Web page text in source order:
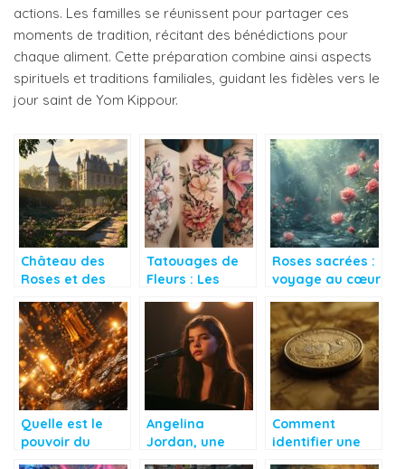
actions. Les familles se réunissent pour partager ces
moments de tradition, récitant des bénédictions pour
chaque aliment. Cette préparation combine ainsi aspects
spirituels et traditions familiales, guidant les fidèles vers le
jour saint de Yom Kippour.
Château des
Roses et des
L’évolution
architecturale
d’un monument
français
d’exception
Tatouages de
Fleurs : Les
Bleuet et sa
Symbolique
Spirituelle
Roses sacrées :
voyage au cœur
mystiques à
travers les âges
Quelle est le
pouvoir du
Angelina
Jordan, une
Comment
identifier une